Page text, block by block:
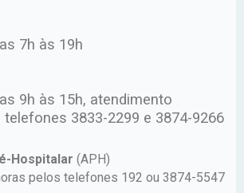
7h às 19h
9h às 15h, atendimento
3833-2299 e 3874-9266
Hospitalar (APH)
pelos telefones 192 ou 3874-5547